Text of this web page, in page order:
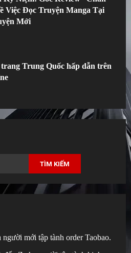
Việc Đọc Truyện Manga Tại
Mới
Trung Quốc hấp dẫn trên
TÌM KIẾM
mới tập tành order Taobao.